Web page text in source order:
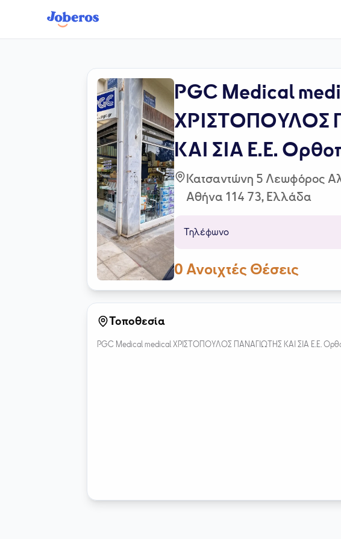
PGC Medical
ΧΡΙΣΤΟΠΟΥΛΟΣ
ΚΑΙ ΣΙΑ E.E.
Κατσαντώνη 5 Λεωφόρος
Αθήνα 114 73, Ελλάδα
Τηλέφωνο
0 Ανοιχτές Θέσεις
Τοποθεσία
PGC Medical medical ΧΡΙΣΤΟΠΟΥΛΟΣ ΠΑΝΑΓΙΩΤΗΣ ΚΑΙ ΣΙΑ E.E.